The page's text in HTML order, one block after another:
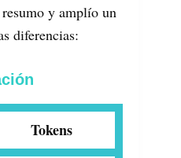
y amplío un
diferencias:
Tokens